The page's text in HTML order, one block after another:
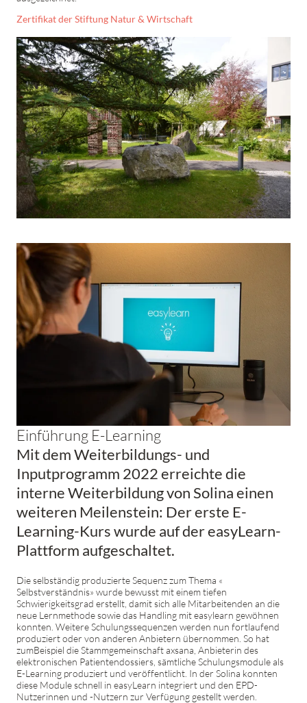
Zertifikat der Stiftung Natur & Wirtschaft
Einführung E-Learning
Mit dem Weiterbildungs- und
Inputprogramm 2022 erreichte die
interne Weiterbildung von Solina einen
weiteren Meilenstein: Der erste E-
Learning-Kurs wurde auf der easyLearn-
Plattform aufgeschaltet.
Die selbständig produzierte Sequenz zum Thema «
Selbstverständnis» wurde bewusst mit einem tiefen
Schwierigkeitsgrad erstellt, damit sich alle Mitarbeitenden an die
neue Lernmethode sowie das Handling mit easylearn gewöhnen
konnten. Weitere Schulungssequenzen werden nun fortlaufend
produziert oder von anderen Anbietern übernommen. So hat
zumBeispiel die Stammgemeinschaft axsana, Anbieterin des
elektronischen Patientendossiers, sämtliche Schulungsmodule als
E-Learning produziert und veröffentlicht. In der Solina konnten
diese Module schnell in easyLearn integriert und den EPD-
Nutzerinnen und -Nutzern zur Verfügung gestellt werden.